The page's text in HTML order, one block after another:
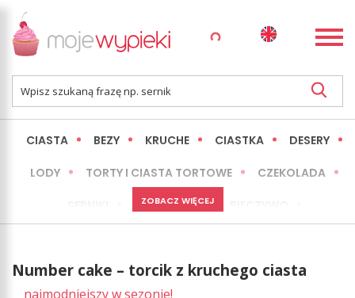
CIASTA BEZY KRUCHE CIASTKA DESERY
LODY TORTY I CIASTA TORTOWE CZEKOLADA
MINI WYPIEKI
LŻEJSZE / ZDROWSZE INNE
ZOBACZ WIĘCEJ
Number cake – torcik z kruchego ciasta
najmodniejszy w sezonie!